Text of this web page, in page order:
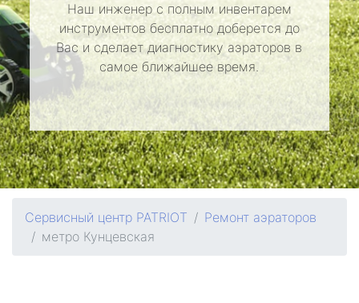
Наш инженер с полным инвентарем
инструментов бесплатно доберется до
Вас и сделает диагностику аэраторов в
самое ближайшее время.
Сервисный центр PATRIOT
Ремонт аэраторов
метро Кунцевская